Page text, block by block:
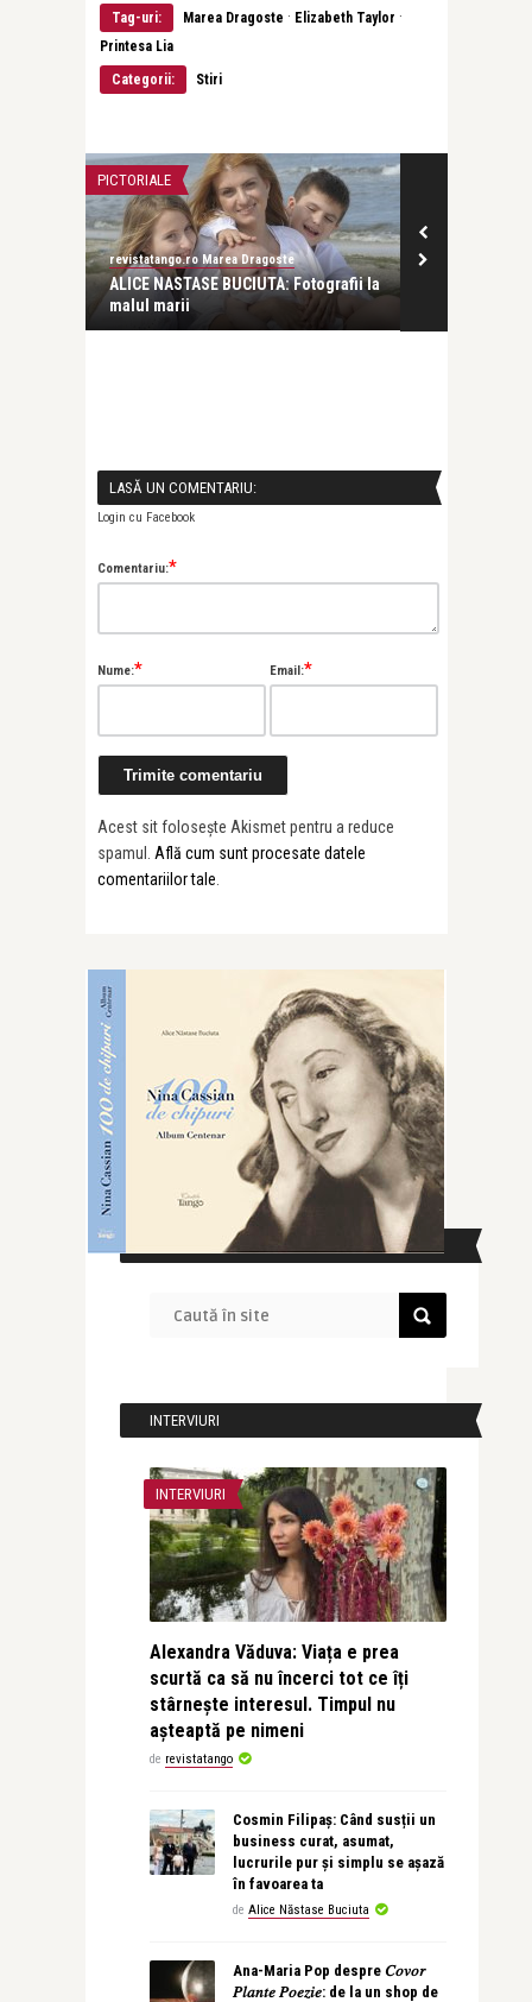
Tag-uri: Marea Dragoste · Elizabeth Taylor ·
Printesa Lia
Categorii:
Stiri
PICTORIALE
revistatango.ro Marea Dragoste
ALICE NASTASE BUCIUTA: Fotografii la
malul marii
LASĂ UN COMENTARIU:
Login cu Facebook
Comentariu:*
Nume:* Email:*
Acest sit folosește Akismet pentru a reduce
spamul. Află cum sunt procesate datele
comentariilor tale.
CAUTĂ ÎN SITE
INTERVIURI
INTERVIURI
Alexandra Văduva: Viața e prea
scurtă ca să nu încerci tot ce îți
stârnește interesul. Timpul nu
așteaptă pe nimeni
de revistatango
Cosmin Filipaș: Când susții un
business curat, asumat,
lucrurile pur și simplu se așază
în favoarea ta
de Alice Năstase Buciuta
Ana-Maria Pop despre 𝐶𝑜𝑣𝑜𝑟
𝑃𝑙𝑎𝑛𝑡𝑒 𝑃𝑜𝑒𝑧𝑖𝑒: de la un shop de